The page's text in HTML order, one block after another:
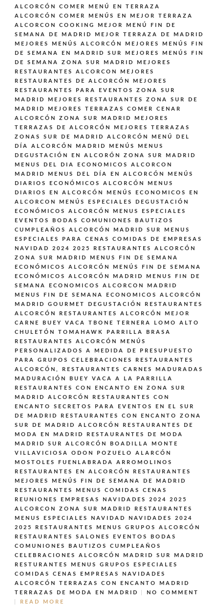
ALCORCÓN
COMER MENÚ EN TERRAZA
ALCORCÓN
COMER MENÚS EN MEJOR TERRAZA
ALCORCON
COOKING
MEJOR MENÚ FIN DE
SEMANA DE MADRID
MEJOR TERRAZA DE MADRID
MEJORES MENÚS ALCORCÓN
MEJORES MENÚS FIN
DE SEMANA EN MADRID SUR
MEJORES MENÚS FIN
DE SEMANA ZONA SUR MADRID
MEJORES
RESTAURANTES ALCORCON
MEJORES
RESTAURANTES DE ALCORCÓN
MEJORES
RESTAURANTES PARA EVENTOS ZONA SUR
MADRID
MEJORES RESTAURANTES ZONA SUR DE
MADRID
MEJORES TERRAZAS COMER CENAR
ALCORCÓN ZONA SUR MADRID
MEJORES
TERRAZAS DE ALCORCÓN
MEJORES TERRAZAS
ZONAS SUR DE MADRID ALCORCÓN
MENÚ DEL
DÍA ALCORCÓN MADRID
MENÚS
MENUS
DEGUSTACIÓN EN ALCORÓN ZONA SUR MADRID
MENUS DEL DIA ECONOMICOS ALCORCON
MADRID
MENUS DEL DÍA EN ALCORCÓN
MENÚS
DIARIOS ECONÓMICOS ALCORCÓN
MENUS
DIARIOS EN ALCORCÓN
MENÚS ECONOMICOS EN
ALCORCON
MENÚS ESPECIALES DEGUSTACIÓN
ECONÓMICOS ALCORCÓN
MENUS ESPECIALES
EVENTOS BODAS COMUNIONES BAUTIZOS
CUMPLEAÑOS ALCORCÓN MADRID SUR
MENUS
ESPECIALES PARA CENAS COMIDAS DE EMPRESAS
NAVIDAD 2024 2025 RESTAURANTES ALCORCÓN
ZONA SUR MADRID
MENUS FIN DE SEMANA
ECONÓMICOS ALCORCÓN
MENÚS FIN DE SEMANA
ECONÓMICOS ALCORCÓN MADRID
MENUS FIN DE
SEMANA ECONOMICOS ALCORCON MADRID
MENUS FIN DE SEMANA ECONOMICOS ALCORCÓN
MADRID GOURMET DEGUSTACIÓN
RESTAURANTES
ALCORCÓN
RESTAURANTES ALCORCÓN MEJOR
CARNE BUEY VACA TBONE TERNERA LOMO ALTO
CHULETÓN TOMAHAWK PARRILLA BRASA
RESTAURANTES ALCORCÓN MENÚS
PERSONALIZADOS A MEDIDA DE PRESUPUESTO
PARA GRUPOS CELEBRACIONES
RESTAURANTES
ALCORCÓN,
RESTAURANTES CARNES MADURADAS
MADURACIÓN BUEY VACA A LA PARRILLA
RESTAURANTES CON ENCANTO EN ZONA SUR
MADRID ALCORCÓN
RESTAURANTES CON
ENCANTO SECRETOS PARA EVENTOS EN EL SUR
DE MADRID
RESTAURANTES CON ENCANTO ZONA
SUR DE MADRID ALCORCÓN
RESTAURANTES DE
MODA EN MADRID
RESTAURANTES DE MODA
MADRID SUR ALCORCÓN BOADILLA MONTE
VILLAVICIOSA ODON POZUELO ALARCÓN
MOSTOLES FUENLABRADA ARROMOLINOS
RESTAURANTES EN ALCORCÓN
RESTAURANTES
MEJORES MENÚS FIN DE SEMANA DE MADRID
RESTAURANTES MENUS COMIDAS CENAS
REUNIONES EMPRESAS NAVIDADES 2024 2025
ALCORCON ZONA SUR MADRID
RESTAURANTES
MENUS ESPECIALES NAVIDAD NAVIDADES 2024
2025
RESTAURANTES MENUS GRUPOS ALCORCÓN
RESTAURANTES SALONES EVENTOS BODAS
COMUNIONES BAUTIZOS CUMPLEAÑOS
CELEBRACIONES ALCORCÓN MADRID SUR MADRID
RESTURANTES MENUS GRUPOS ESPECIALES
COMIDAS CENAS EMPRESAS NAVIDADES
ALCORCÓN
TERRAZAS CON ENCANTO MADRID
TERRAZAS DE MODA EN MADRID
NO COMMENT
READ MORE